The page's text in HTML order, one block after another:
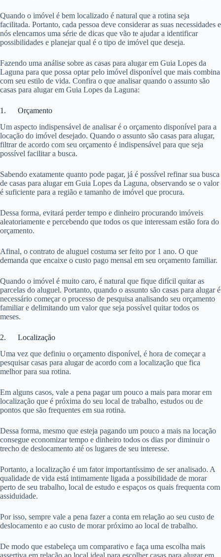
Quando o imóvel é bem localizado é natural que a rotina seja
facilitada. Portanto, cada pessoa deve considerar as suas necessidades e
nós elencamos uma série de dicas que vão te ajudar a identificar
possibilidades e planejar qual é o tipo de imóvel que deseja.
Fazendo uma análise sobre as casas para alugar em Guia Lopes da
Laguna para que possa optar pelo imóvel disponível que mais combina
com seu estilo de vida. Confira o que analisar quando o assunto são
casas para alugar em Guia Lopes da Laguna:
1. Orçamento
Um aspecto indispensável de analisar é o orçamento disponível para a
locação do imóvel desejado. Quando o assunto são casas para alugar,
filtrar de acordo com seu orçamento é indispensável para que seja
possível facilitar a busca.
Sabendo exatamente quanto pode pagar, já é possível refinar sua busca
de casas para alugar em Guia Lopes da Laguna, observando se o valor
é suficiente para a região e tamanho de imóvel que procura.
Dessa forma, evitará perder tempo e dinheiro procurando imóveis
aleatoriamente e percebendo que todos os que interessam estão fora do
orçamento.
Afinal, o contrato de aluguel costuma ser feito por 1 ano. O que
demanda que encaixe o custo pago mensal em seu orçamento familiar.
Quando o imóvel é muito caro, é natural que fique difícil quitar as
parcelas do aluguel. Portanto, quando o assunto são casas para alugar é
necessário começar o processo de pesquisa analisando seu orçamento
familiar e delimitando um valor que seja possível quitar todos os
meses.
2. Localização
Uma vez que definiu o orçamento disponível, é hora de começar a
pesquisar casas para alugar de acordo com a localização que fica
melhor para sua rotina.
Em alguns casos, vale a pena pagar um pouco a mais para morar em
localização que é próxima do seu local de trabalho, estudos ou de
pontos que são frequentes em sua rotina.
Dessa forma, mesmo que esteja pagando um pouco a mais na locação
consegue economizar tempo e dinheiro todos os dias por diminuir o
trecho de deslocamento até os lugares de seu interesse.
Portanto, a localização é um fator importantíssimo de ser analisado. A
qualidade de vida está intimamente ligada a possibilidade de morar
perto de seu trabalho, local de estudo e espaços os quais frequenta com
assiduidade.
Por isso, sempre vale a pena fazer a conta em relação ao seu custo de
deslocamento e ao custo de morar próximo ao local de trabalho.
De modo que estabeleça um comparativo e faça uma escolha mais
assertiva em relação ao local ideal para escolher casas para alugar em